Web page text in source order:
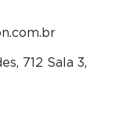
712 Sala 3,